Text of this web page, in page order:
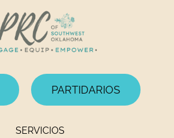
PARTIDARIOS
SERVICIOS